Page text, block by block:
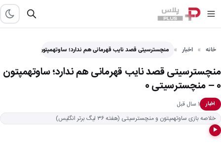
خانه اخبار منچسترسیتی قصد نایب قهرمانی هم ندارد؛ ساوتهمپتون 0 – منچسترسیتی…
منچسترسیتی قصد نایب قهرمانی هم ندارد؛ ساوتهمپتون
0 – منچسترسیتی 0
اخبار
۱ سال قبل
خلاصه بازی ساوتهمپتون و منچسترسیتی (هفته ۳۶ لیگ برتر انگلیس)
▶